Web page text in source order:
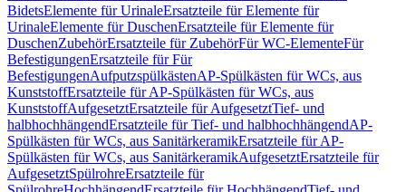
BidetsElemente für UrinaleErsatzteile für Elemente für
UrinaleElemente für DuschenErsatzteile für Elemente für
DuschenZubehörErsatzteile für ZubehörFür WC-ElementeFür
BefestigungenErsatzteile für Für
BefestigungenAufputzspülkästenAP-Spülkästen für WCs, aus
KunststoffErsatzteile für AP-Spülkästen für WCs, aus
KunststoffAufgesetztErsatzteile für AufgesetztTief- und
halbhochhängendErsatzteile für Tief- und halbhochhängendAP-
Spülkästen für WCs, aus SanitärkeramikErsatzteile für AP-
Spülkästen für WCs, aus SanitärkeramikAufgesetztErsatzteile für
AufgesetztSpülrohreErsatzteile für